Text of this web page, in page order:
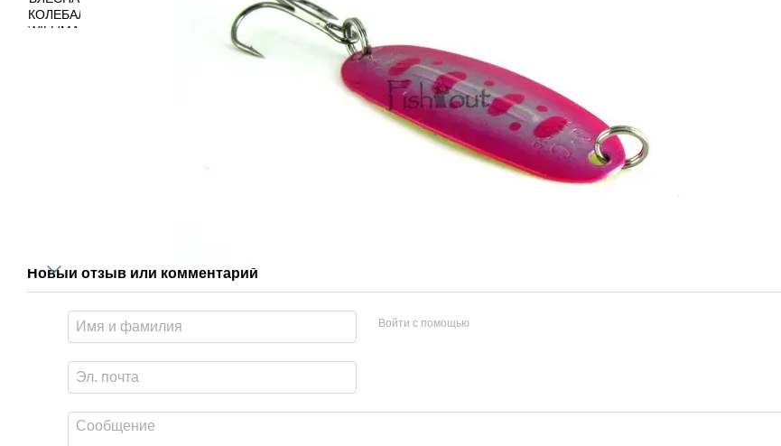
Новый отзыв или комментарий
Войти с помощью